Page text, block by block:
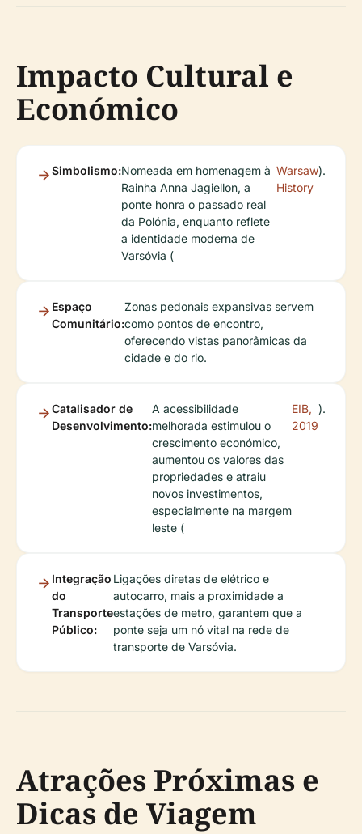
Impacto Cultural e
Económico
Simbolismo:Nomeada em homenagem à
Rainha Anna Jagiellon, a
ponte honra o passado real
da Polónia, enquanto reflete
a identidade moderna de
Varsóvia (
Warsaw
History
).
Espaço
Comunitário:
Zonas pedonais expansivas servem
como pontos de encontro,
oferecendo vistas panorâmicas da
cidade e do rio.
Catalisador de
Desenvolvimento:
A acessibilidade
melhorada estimulou o
crescimento económico,
aumentou os valores das
propriedades e atraiu
novos investimentos,
especialmente na margem
leste (
EIB,
2019
).
Integração
do
Transporte
Público:
Ligações diretas de elétrico e
autocarro, mais a proximidade a
estações de metro, garantem que a
ponte seja um nó vital na rede de
transporte de Varsóvia.
Atrações Próximas e
Dicas de Viagem